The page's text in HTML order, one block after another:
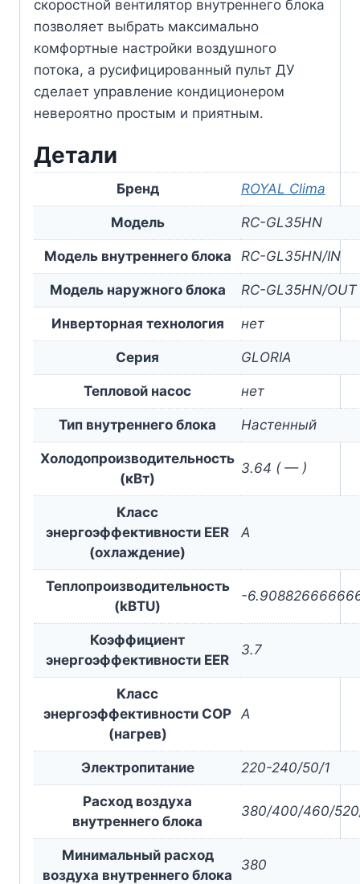
скоростной вентилятор внутреннего блока
позволяет выбрать максимально
комфортные настройки воздушного
потока, а русифицированный пульт ДУ
сделает управление кондиционером
невероятно простым и приятным.
Детали
Бренд ROYAL Clima
Модель RC-GL35HN
Модель внутреннего блока RC-GL35HN/IN
Модель наружного блока RC-GL35HN/OUT
Инверторная технология нет
Серия GLORIA
Тепловой насос нет
Тип внутреннего блока Настенный
Холодопроизводительность
(кВт)
3.64 ( — )
Класс
энергоэффективности EER
(охлаждение)
A
Теплопроизводительность
(kBTU)
-
Коэффициент
энергоэффективности EER
3.7
Класс
энергоэффективности COP
(нагрев)
A
Электропитание 220-240/50/1
Расход воздуха
внутреннего блока
380/400/460/
Минимальный расход
воздуха внутреннего блока
380